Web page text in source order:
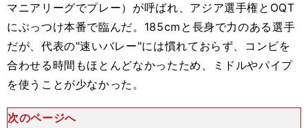
マニアリーグでプレー）が呼ばれ、アジア選手権とOQT
にぶっつけ本番で臨んだ。185cmと長身で力のある選手
だが、代表の"速いバレー"には慣れておらず、コンビを
合わせる時間もほとんどなかったため、ミドルやパイプ
を使うことが少なかった。
次のページへ